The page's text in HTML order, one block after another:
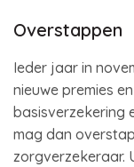
Overstappen
Ieder jaar in
nieuwe premies
basisverzekering
mag dan
zorgverzekeraar.